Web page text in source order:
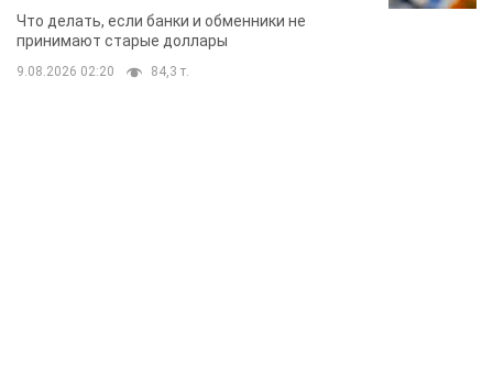
банки такие купюры
Что делать, если банки и обменники не
принимают старые доллары
9.08.2026 02:20 84,3 т.